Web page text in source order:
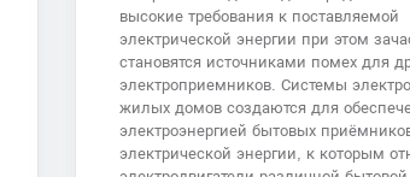
высокие требования к поставляемой
электрической энергии при этом
становятся источниками помех для
электроприемников. Системы
жилых домов создаются для
электроэнергией бытовых
электрической энергии, к которым